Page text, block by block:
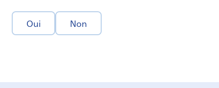
Oui Non